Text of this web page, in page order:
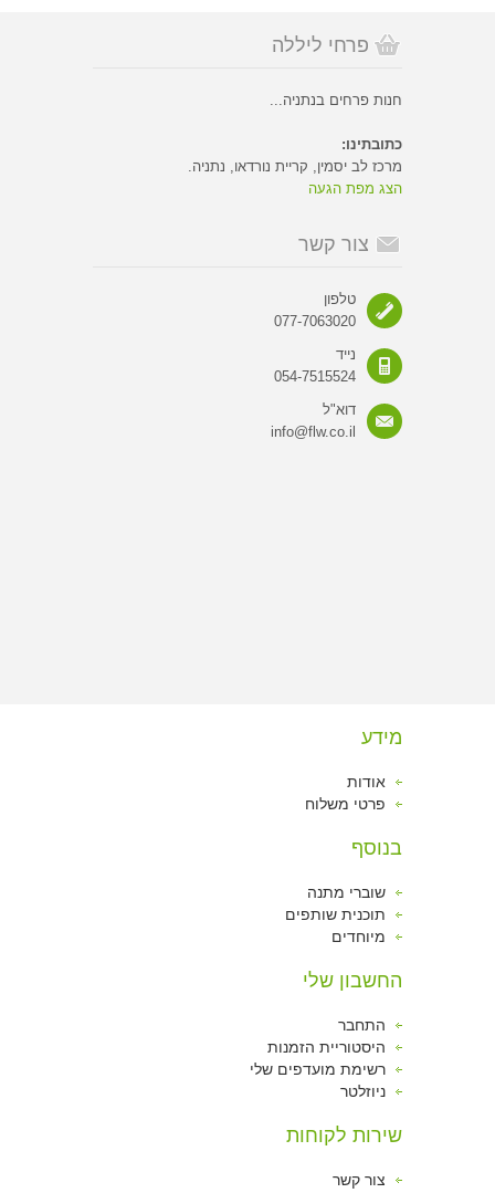
פרחי ליללה
חנות פרחים בנתניה...
כתובתינו:
מרכז לב יסמין, קריית נורדאו, נתניה.
הצג מפת הגעה
צור קשר
טלפון
077-7063020
נייד
054-7515524
דוא"ל
info@flw.co.il
מידע
אודות
פרטי משלוח
בנוסף
שוברי מתנה
תוכנית שותפים
מיוחדים
החשבון שלי
התחבר
היסטוריית הזמנות
רשימת מועדפים שלי
ניוזלטר
שירות לקוחות
צור קשר